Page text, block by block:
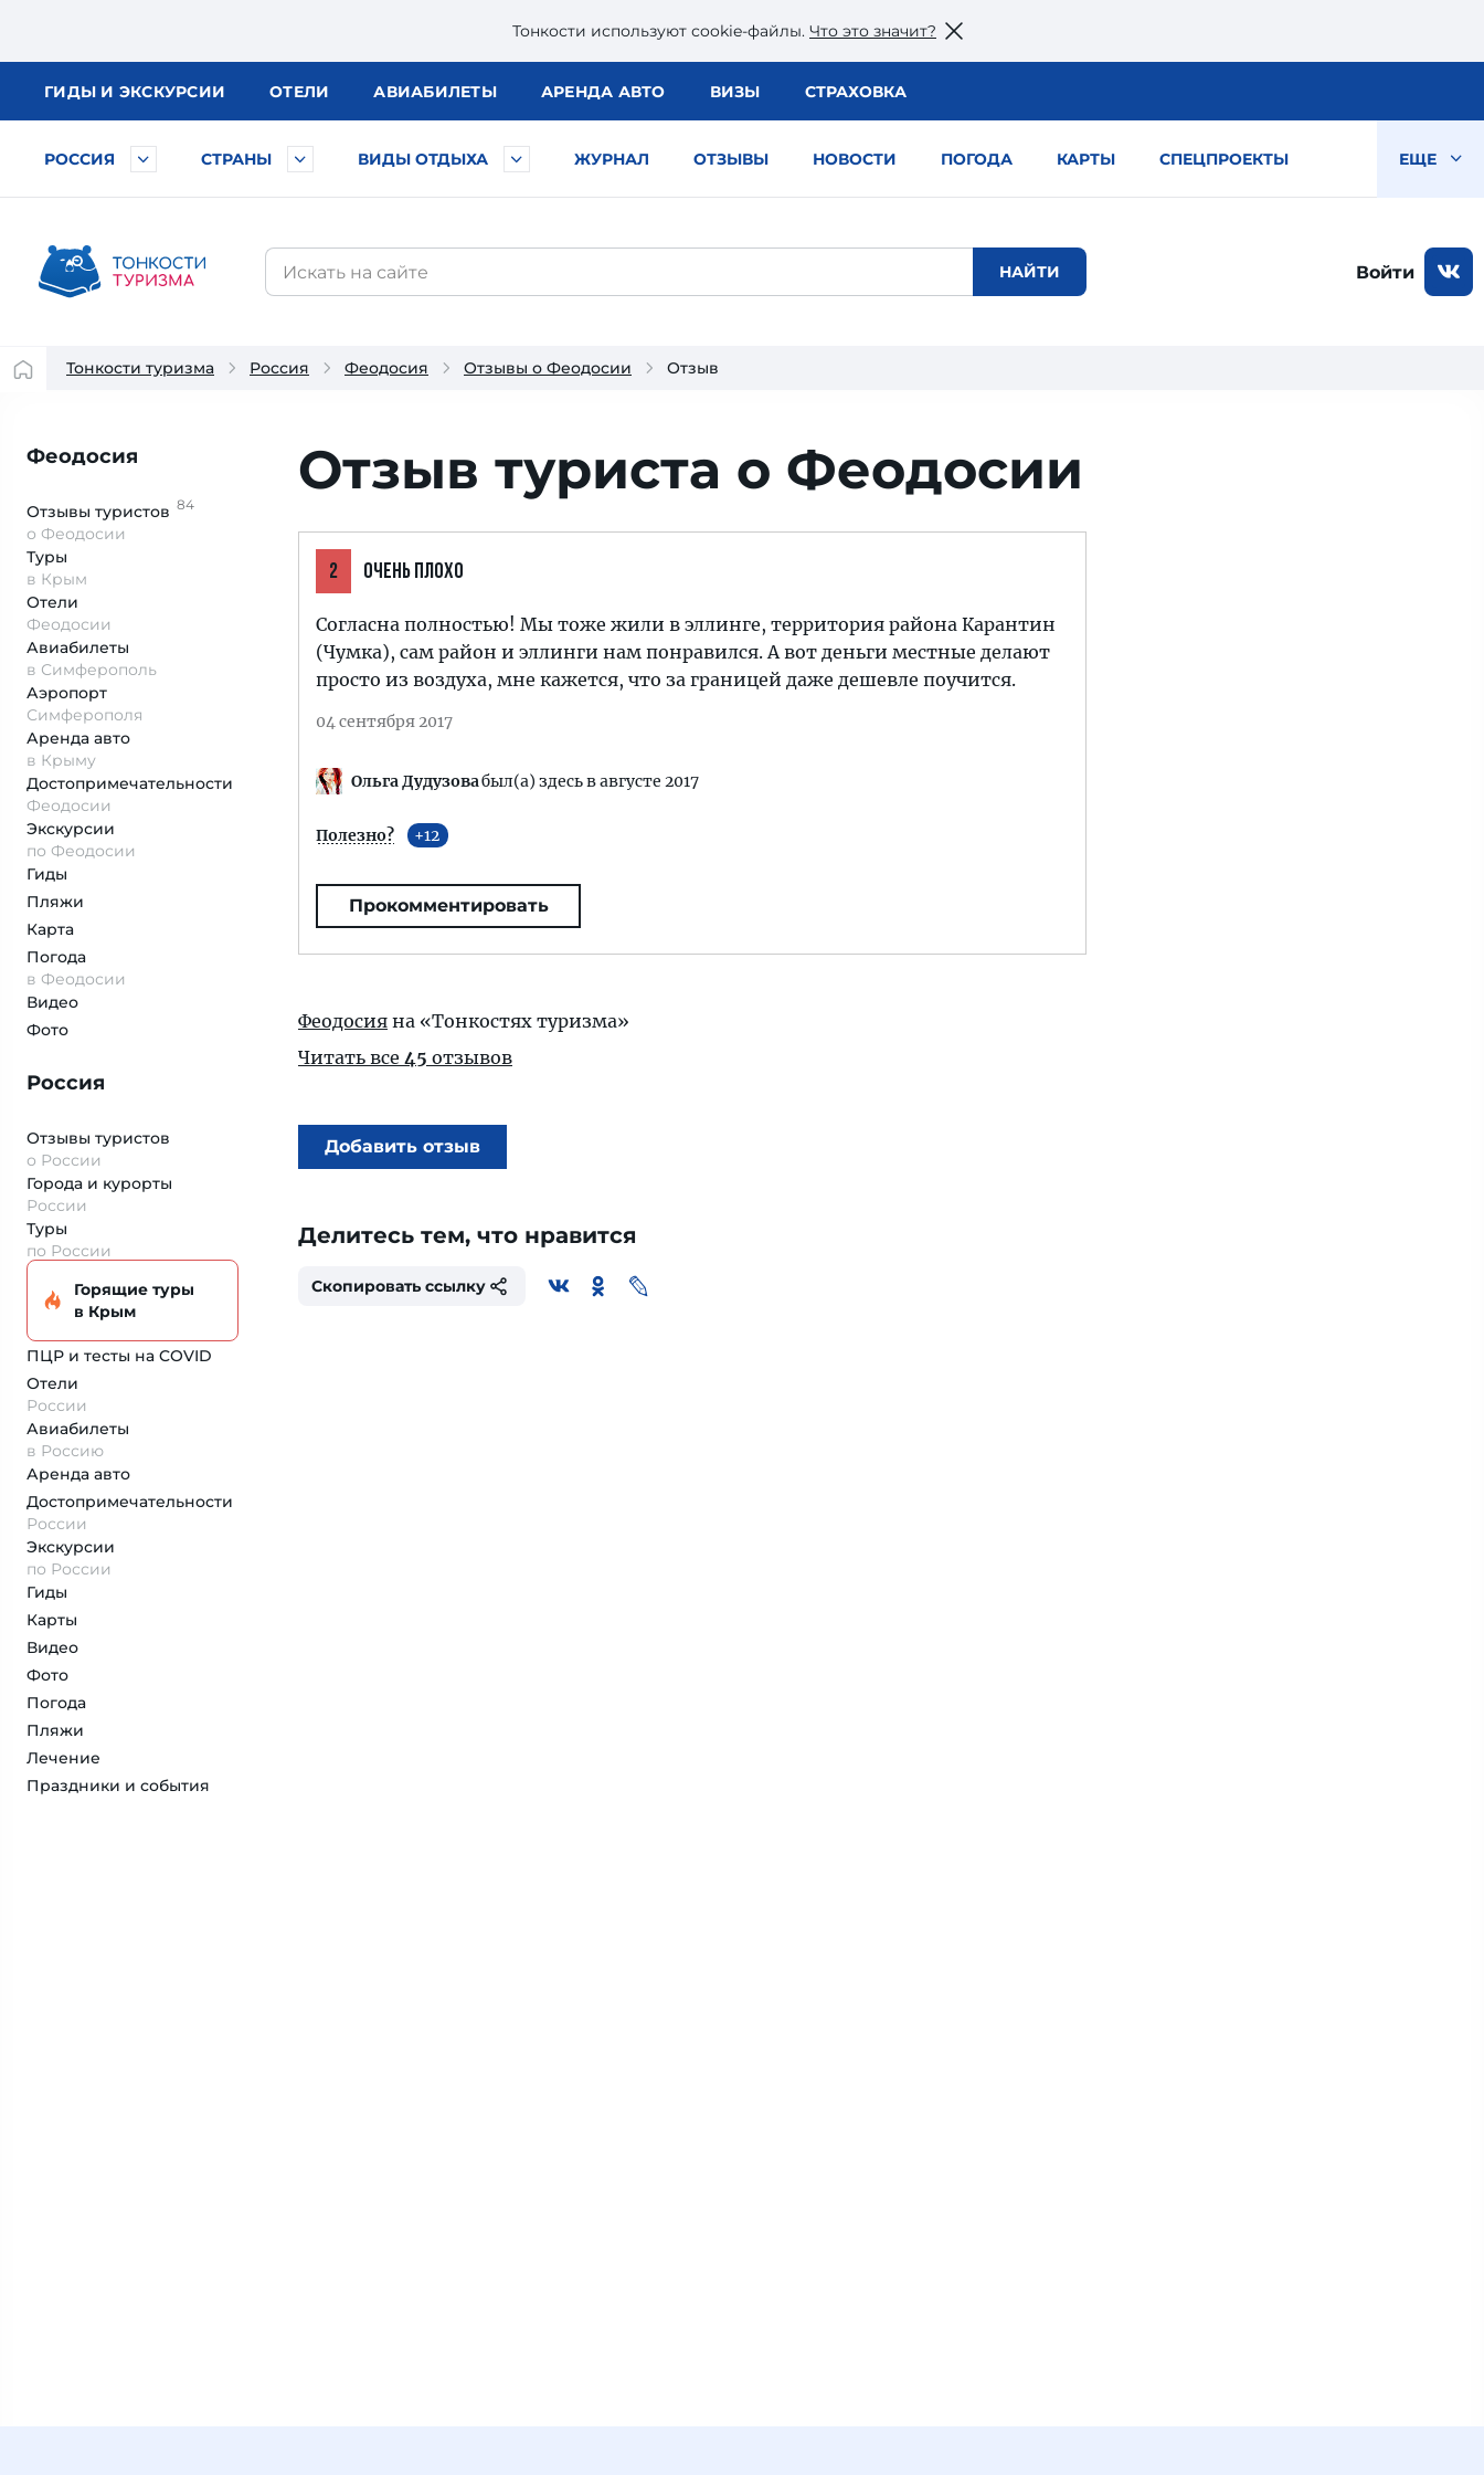
Тонкости используют сookie-файлы. Что это значит?
ГИДЫ И ЭКСКУРСИИ ОТЕЛИ АВИАБИЛЕТЫ АРЕНДА АВТО ВИЗЫ СТРАХОВКА
РОССИЯ СТРАНЫ ВИДЫ ОТДЫХА ЖУРНАЛ ОТЗЫВЫ НОВОСТИ ПОГОДА КАРТЫ СПЕЦПРОЕКТЫ ЕЩЕ
Войти
Тонкости туризма Россия Феодосия Отзывы о Феодосии Отзыв
Феодосия
Отзывы туристов 84
о Феодосии
Туры
в Крым
Отели
Феодосии
Авиабилеты
в Симферополь
Аэропорт
Симферополя
Аренда авто
в Крыму
Достопримеча­тельности
Феодосии
Экскурсии
по Феодосии
Гиды
Пляжи
Карта
Погода
в Феодосии
Видео
Фото
Россия
Отзывы туристов
о России
Города и курорты
России
Туры
по России
Горящие туры
в Крым
ПЦР и тесты на COVID
Отели
России
Авиабилеты
в Россию
Аренда авто
Достопримеча­тельности
России
Экскурсии
по России
Гиды
Карты
Видео
Фото
Погода
Пляжи
Лечение
Праздники и события
Отзыв туриста о Феодосии
2 ОЧЕНЬ ПЛОХО
Согласна полностью! Мы тоже жили в эллинге, территория района Карантин
(Чумка), сам район и эллинги нам понравился. А вот деньги местные делают
просто из воздуха, мне кажется, что за границей даже дешевле поучится.
04 сентября 2017
Ольга Дудузовабыл(а) здесь в августе 2017
Полезно? 12
Прокомментировать
Феодосия на «Тонкостях туризма»
Читать все 45 отзывов
Добавить отзыв
Делитесь тем, что нравится
Скопировать ссылку